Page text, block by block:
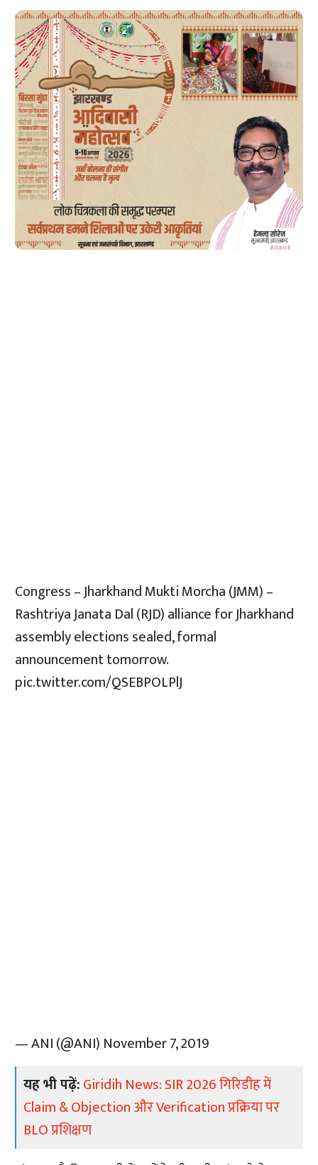
Congress – Jharkhand Mukti Morcha (JMM) –
Rashtriya Janata Dal (RJD) alliance for Jharkhand
assembly elections sealed, formal
announcement tomorrow.
pic.twitter.com/QSEBPOLPlJ
— ANI (@ANI) November 7, 2019
यह भी पढ़ें:Giridih News: SIR 2026 गिरिडीह में
Claim & Objection और Verification प्रक्रिया पर
BLO प्रशिक्षण